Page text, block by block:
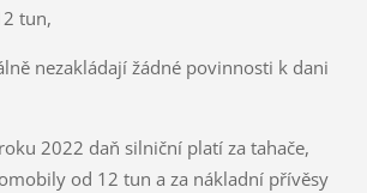
tun,
nezakládají žádné povinnosti k dani
2022 daň silniční platí za tahače,
od 12 tun a za nákladní přívěsy